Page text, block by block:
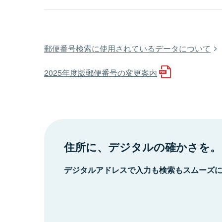
郵便番号検索に使用されているデータについて
2025年度版郵便番号の変更案内
住所に、デジタルの確かさを。
デジタルアドレスで入力も検索もスムーズ